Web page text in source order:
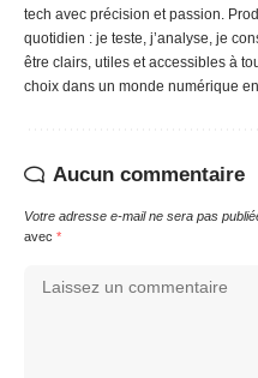
tech avec précision et passion.
quotidien : je teste, j’analyse, je
être clairs, utiles et accessibles à
choix dans un monde numérique
Aucun commentaire
Votre adresse e-mail ne sera pas
avec *